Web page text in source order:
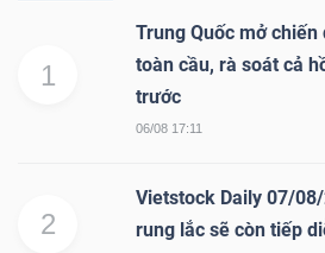
1
Trung Quốc mở
toàn cầu, rà soát cả
trước
06/08 17:11
2
Vietstock Daily 07/
rung lắc sẽ còn tiếp